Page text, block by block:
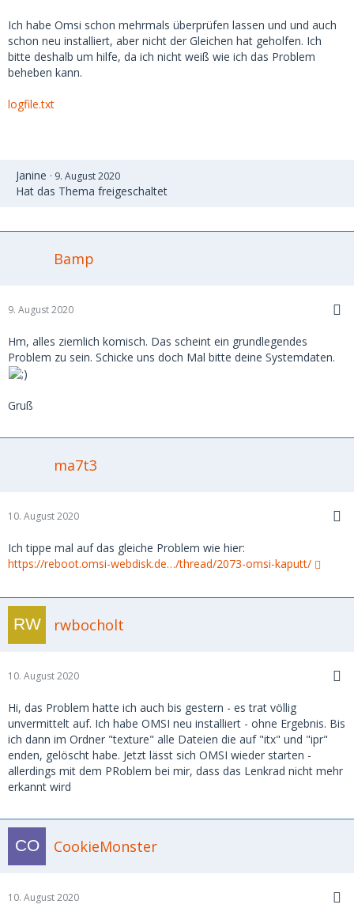
Ich habe Omsi schon mehrmals überprüfen lassen und und auch
schon neu installiert, aber nicht der Gleichen hat geholfen. Ich
bitte deshalb um hilfe, da ich nicht weiß wie ich das Problem
beheben kann.
logfile.txt
Janine 9. August 2020
Hat das Thema freigeschaltet
Bamp
9. August 2020
Hm, alles ziemlich komisch. Das scheint ein grundlegendes
Problem zu sein. Schicke uns doch Mal bitte deine Systemdaten.
Gruß
ma7t3
10. August 2020
Ich tippe mal auf das gleiche Problem wie hier:
https://reboot.omsi-webdisk.de…/thread/2073-omsi-kaputt/
rwbocholt
10. August 2020
Hi, das Problem hatte ich auch bis gestern - es trat völlig
unvermittelt auf. Ich habe OMSI neu installiert - ohne Ergebnis. Bis
ich dann im Ordner "texture" alle Dateien die auf "itx" und "ipr"
enden, gelöscht habe. Jetzt lässt sich OMSI wieder starten -
allerdings mit dem PRoblem bei mir, dass das Lenkrad nicht mehr
erkannt wird
CookieMonster
10. August 2020